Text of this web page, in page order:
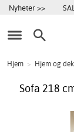
Nyheter >>
Hjem > Hjem og
Sofa 218